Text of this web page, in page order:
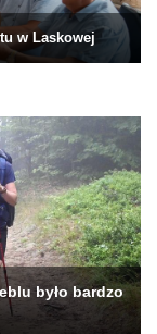
w Laskowej
było bardzo